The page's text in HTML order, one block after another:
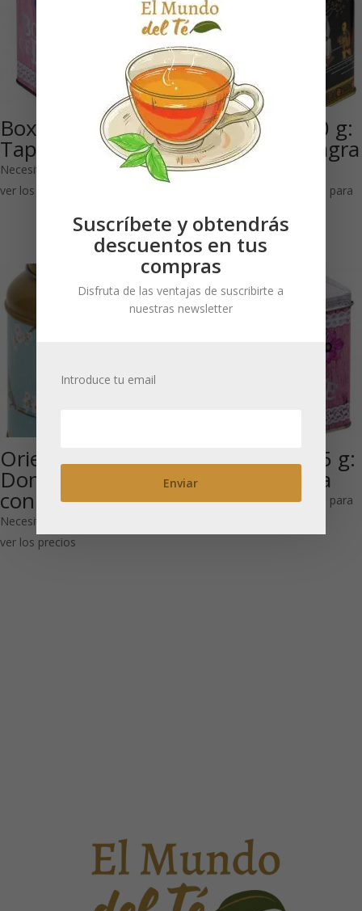
Box of Love 50 g:
Tapa cuadrada
Necesitas estar registrado para
ver los precios
Black Jap 1000 g:
Cierre con visagra
rectangular
Necesitas estar registrado para
Oriental Garden
Dome: Caja ronda
con tapa interior
Necesitas estar registrado para
ver los precios
Box of Love 25 g:
Tapa cuadrada
Necesitas estar registrado para
Suscríbete y obtendrás
descuentos en tus
compras
Disfruta de las ventajas de suscribirte a
nuestras newsletter
Introduce tu email